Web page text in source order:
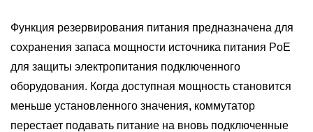
Функция резервирования питания предназначена для
сохранения запаса мощности источника питания PoE
для защиты электропитания подключенного
оборудования. Когда доступная мощность становится
меньше установленного значения, коммутатор
перестает подавать питание на вновь подключенные